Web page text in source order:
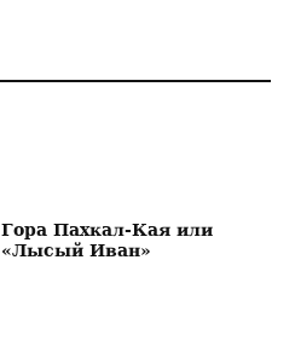
Гора Пахкал-Кая или
«Лысый Иван»